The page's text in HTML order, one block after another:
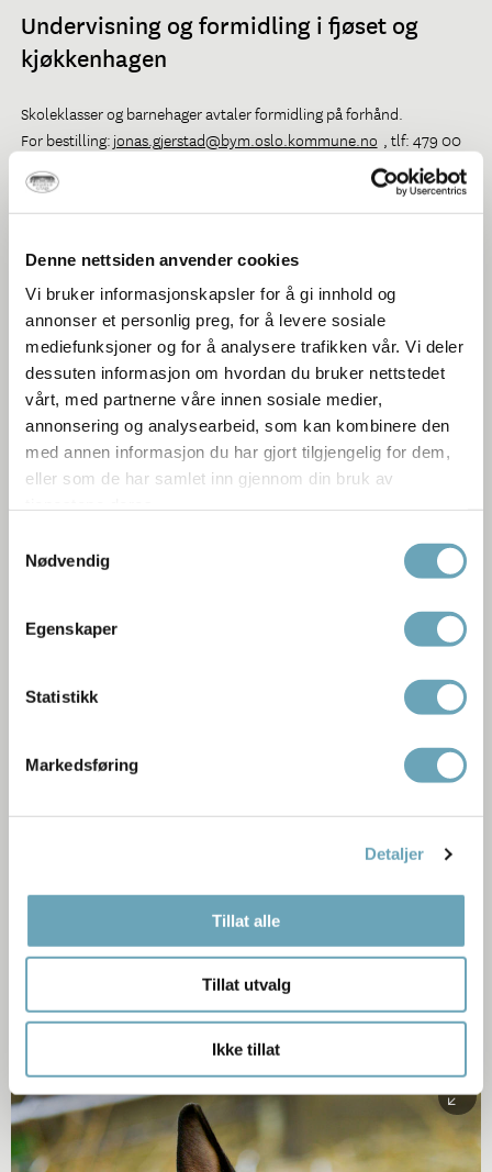
Denne nettsiden anvender cookies
Vi bruker informasjonskapsler for å gi innhold og
annonser et personlig preg, for å levere sosiale
mediefunksjoner og for å analysere trafikken vår. Vi deler
dessuten informasjon om hvordan du bruker nettstedet
vårt, med partnerne våre innen sosiale medier,
annonsering og analysearbeid, som kan kombinere den
med annen informasjon du har gjort tilgjengelig for dem,
eller som de har samlet inn gjennom din bruk av
Nødvendig
Egenskaper
Statistikk
Markedsføring
Detaljer
Tillat alle
Tillat utvalg
Ikke tillat
Undervisning og formidling i fjøset og
kjøkkenhagen
Skoleklasser og barnehager avtaler formidling på forhånd.
For bestilling: jonas.gjerstad@bym.oslo.kommune.no
, tlf: 479 00
Eller benytt vårt
glede av besøket.
Beate Kjørslevik
Christian Andre Strand
Morten Brun